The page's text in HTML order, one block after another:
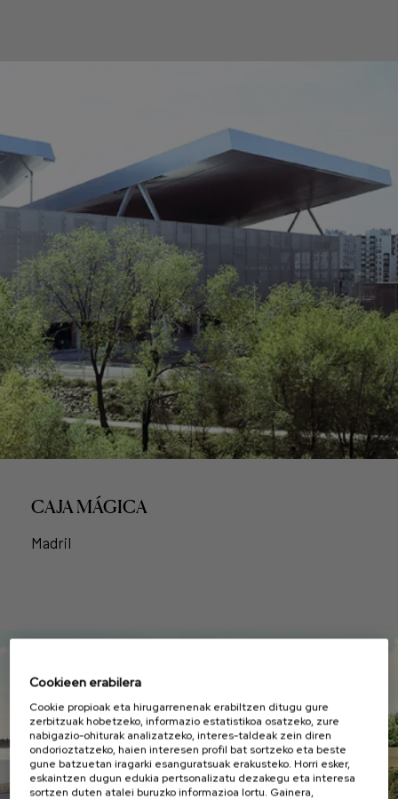
CAJA MÁGICA
Madril
Cookieen erabilera
Cookie propioak eta hirugarrenenak erabiltzen ditugu gure
zerbitzuak hobetzeko, informazio estatistikoa osatzeko, zure
nabigazio-ohiturak analizatzeko, interes-taldeak zein diren
ondorioztatzeko, haien interesen profil bat sortzeko eta beste
gune batzuetan iragarki esanguratsuak erakusteko. Horri esker,
eskaintzen dugun edukia pertsonalizatu dezakegu eta interesa
sortzen duten atalei buruzko informazioa lortu. Gainera,